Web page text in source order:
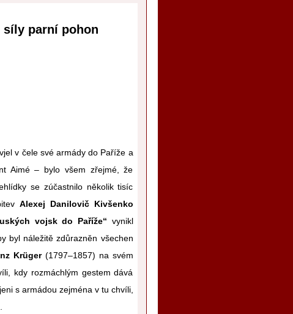
síly parní pohon
v čele své armády do Paříže a
Aimé – bylo všem zřejmé, že
se zúčastnilo několik tisíc
Alexej Danilovič Kivšenko
vojsk do Paříže“ vynikl
byl náležitě zdůrazněn všechen
Krüger(1797–1857) na svém
kdy rozmáchlým gestem dává
s armádou zejména v tu chvíli,